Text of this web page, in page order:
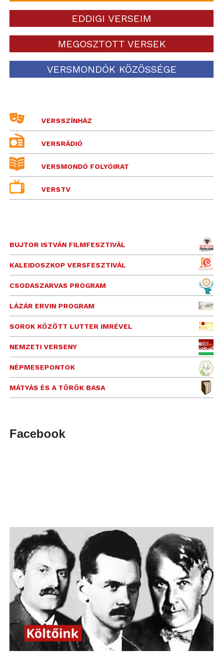
EDDIGI VERSEIM
MEGOSZTOTT VERSEK
VERSMONDÓK KÖZÖSSÉGE
VERSSZÍNHÁZ
VERSRÁDIÓ
VERSMONDÓ FOLYÓIRAT
VERSTV
BUJTOR ISTVÁN FILMFESZTIVÁL
KALEIDOSZKOP VERSFESZTIVÁL
CSODASZARVAS PROGRAM
LÁZÁR ERVIN PROGRAM
SOROK KÖZÖTT LUTTER IMRÉVEL
NEMZETI VERSENY
NÉPMESEPONTOK
MÁTYÁS ÉS A TÖRÖK BASA
Facebook